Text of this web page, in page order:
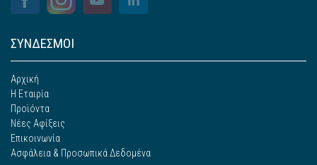
ΣΥΝΔΕΣΜΟΙ
Αρχική
Η Εταιρία
Προϊόντα
Νέες Αφίξεις
Επικοινωνία
Ασφάλεια & Προσωπικά Δεδομένα